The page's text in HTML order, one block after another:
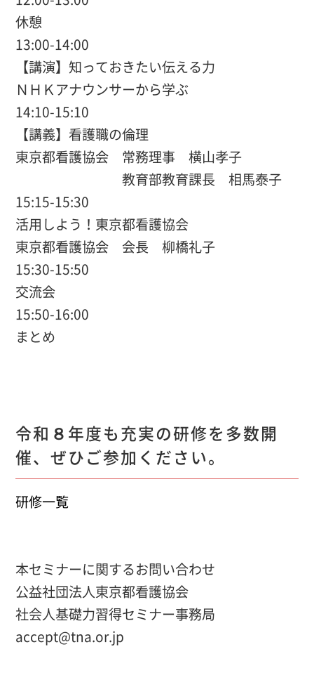
休憩
13:00-14:00
【講演】知っておきたい伝える力
ＮＨＫアナウンサーから学ぶ
14:10-15:10
【講義】看護職の倫理
東京都看護協会 常務理事 横山孝子
教育部教育課長 相馬泰子
15:15-15:30
活用しよう！東京都看護協会
東京都看護協会 会長 柳橋礼子
15:30-15:50
交流会
15:50-16:00
まとめ
令和８年度も充実の研修を多数開
催、ぜひご参加ください。
研修一覧
本セミナーに関するお問い合わせ
公益社団法人東京都看護協会
社会人基礎力習得セミナー事務局
accept@tna.or.jp